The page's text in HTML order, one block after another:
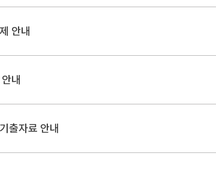
안내
내
출자료 안내